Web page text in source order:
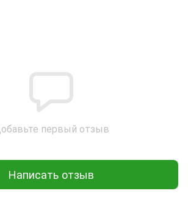
первый отзыв
Написать отзыв